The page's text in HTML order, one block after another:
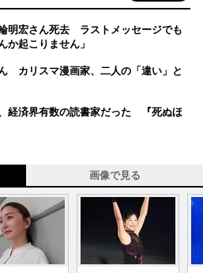
明宏さん死去 ラストメッセージでも
起こりません」
カリスマ漫画家、二人の「違い」と
経済界有数の読書家だった 『死ぬほ
画像で見る